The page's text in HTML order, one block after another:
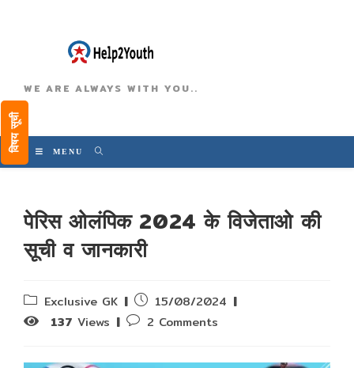
विषय सूची
WE ARE ALWAYS WITH YOU..
MENU
पेरिस ओलंपिक 2024 के विजेताओ की
सूची व जानकारी
Post
category:
Exclusive GK
Post
published:
15/08/2024
137 Views
Post2 Comments